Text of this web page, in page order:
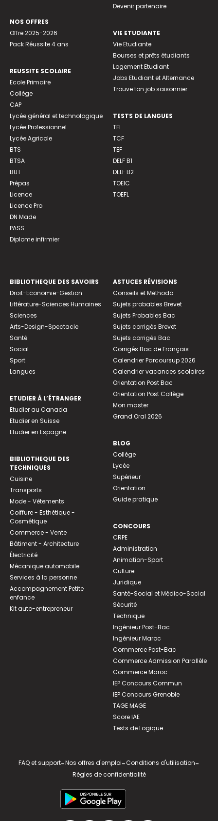
NOS OFFRES
Offre 2025-2026
Pack Réussite 4 ans
REUSSITE SCOLAIRE
Ecole Primaire
Collège
CAP
Lycée général et technologique
Lycée Professionnel
Lycée Agricole
BTS
BTSA
BUT
Prépas
Licence
Licence Pro
DN Made
PASS
Diplome infirmier
Devenir partenaire
VIE ETUDIANTE
Vie Etudiante
Bourses et prêts étudiants
Logement Etudiant
Jobs Etudiant et Alternance
Trouve ton job saisonnier
TESTS DE LANGUES
TFI
TCF
TEF
DELF B1
DELF B2
TOEIC
TOEFL
BIBLIOTHEQUE DES SAVOIRS
Droit-Economie-Gestion
Littérature-Sciences Humaines
Sciences
Arts-Design-Spectacle
Santé
Social
Sport
Langues
ETUDIER À L’ÉTRANGER
Etudier au Canada
Etudier en Suisse
Etudier en Espagne
BIBLIOTHEQUE DES
TECHNIQUES
Cuisine
Transports
Mode - Vêtements
Coiffure - Esthétique -
Cosmétique
Commerce - Vente
Bâtiment - Architecture
Électricité
Mécanique automobile
Services à la personne
Accompagnement Petite
enfance
Kit auto-entrepreneur
ASTUCES RÉVISIONS
Conseils et Méthodo
Sujets probables Brevet
Sujets Probables Bac
Sujets corrigés Brevet
Sujets corrigés Bac
Corrigés Bac de Français
Calendrier Parcoursup 2026
Calendrier vacances scolaires
Orientation Post Bac
Orientation Post Collège
Mon master
Grand Oral 2026
BLOG
Collège
Lycée
Supérieur
Orientation
Guide pratique
CONCOURS
CRPE
Administration
Animation-Sport
Culture
Juridique
Santé-Social et Médico-Social
Sécurité
Technique
Ingénieur Post-Bac
Ingénieur Maroc
Commerce Post-Bac
Commerce Admission Parallèle
Commerce Maroc
IEP Concours Commun
IEP Concours Grenoble
TAGE MAGE
Score IAE
Tests de Logique
FAQ et support-Nos offres d'emploi-Conditions d'utilisation-
Règles de confidentialité